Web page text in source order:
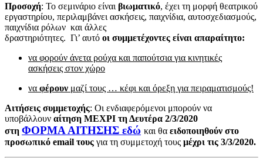
Προσοχή: Το σεμινάριο είναι βιωματικό, έχει τη μορφή θεατρικού
εργαστηρίου, περιλαμβάνει ασκήσεις, παιχνίδια, αυτοσχεδιασμούς,
παιχνίδια ρόλων και άλλες
δραστηριότητες. Γι’ αυτό οι συμμετέχοντες είναι απαραίτητο:
να φορούν άνετα ρούχα και παπούτσια για κινητικές
ασκήσεις στον χώρο
να φέρουν μαζί τους … κέφι και όρεξη για πειραματισμούς!
Αιτήσεις συμμετοχής: Οι ενδιαφερόμενοι μπορούν να
υποβάλλουν αίτηση ΜΕΧΡΙ τη Δευτέρα 2/3/2020
στη ΦΟΡΜΑ ΑΙΤΗΣΗΣ εδώ και θα ειδοποιηθούν στο
προσωπικό email τους για τη συμμετοχή τους μέχρι τις 3/3/2020.